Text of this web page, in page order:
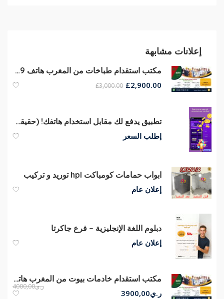
إعلانات مشابهة
مكتب استقدام طباخات من المغرب هاتف 00212677680139
£3,000.00 £2,900.00
تطبيق يدفع لك مقابل استخدام هاتفك! (حقيقي 100%)
إطلب السعر
ابواب حمامات كومباكت hpl توريد و تركيب
إعلان عام
دبلوم اللغة الإنجليزية – فرع جاكرتا
إعلان عام
مكتب استقدام خادمات بيوت من المغرب هاتف
ر.ي4000,00
ر.ي3900,00